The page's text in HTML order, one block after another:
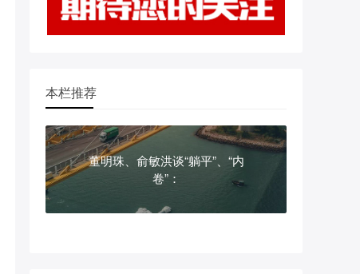
本栏推荐
董明珠、俞敏洪谈“躺平”、“内
卷”：